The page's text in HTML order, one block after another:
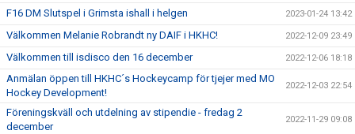
F16 DM Slutspel i Grimsta ishall i helgen 2023-01-24 13:42
Välkommen Melanie Robrandt ny DAIF i HKHC! 2022-12-09 23:49
Välkommen till isdisco den 16 december 2022-12-06 18:18
Anmälan öppen till HKHC´s Hockeycamp för tjejer med MO
Hockey Development!
2022-12-03 22:54
Föreningskväll och utdelning av stipendie - fredag 2
december
2022-11-29 09:08